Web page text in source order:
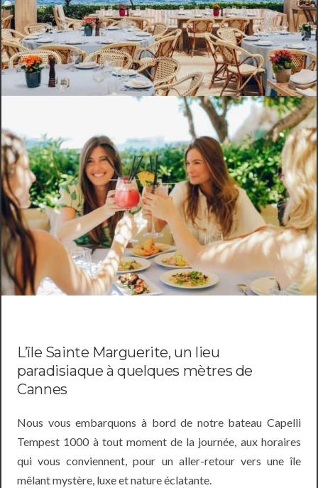
L’île Sainte Marguerite, un lieu
paradisiaque à quelques mètres de
Cannes
Nous vous embarquons à bord de notre bateau Capelli
Tempest 1000 à tout moment de la journée, aux horaires
qui vous conviennent, pour un aller-retour vers une île
mêlant mystère, luxe et nature éclatante.